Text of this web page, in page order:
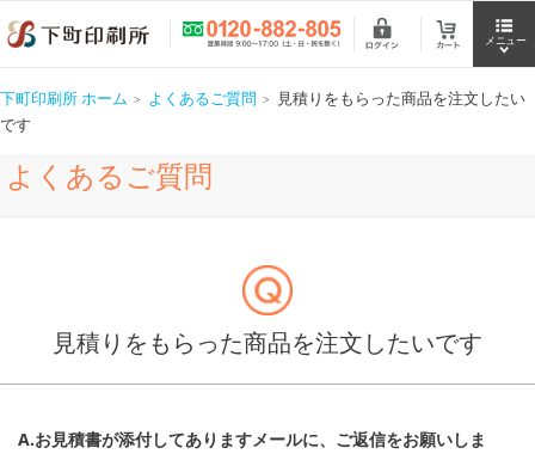
下町印刷所 ホーム よくあるご質問
見積りをもらった商品を注文したい
です
よくあるご質問
見積りをもらった商品を注文したいです
A.お見積書が添付してありますメールに、ご返信をお願いしま